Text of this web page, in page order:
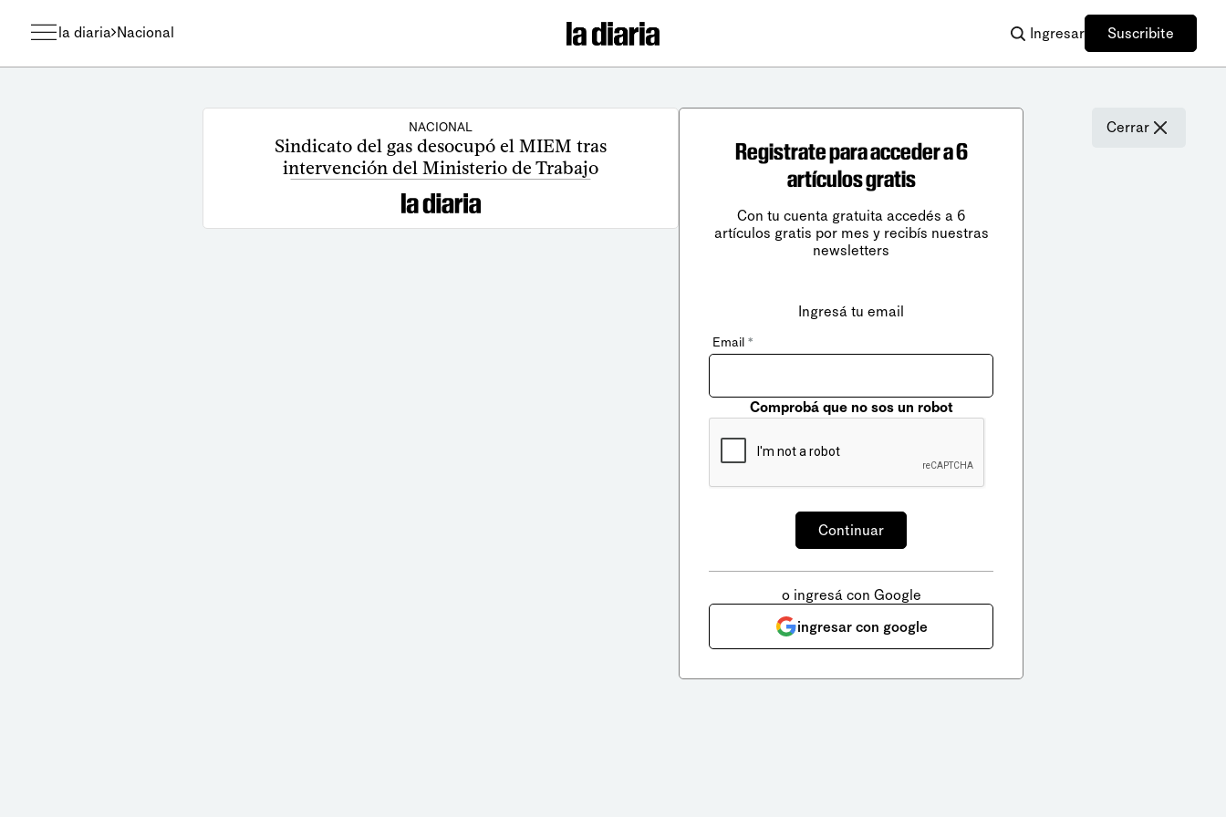
la diaria Nacional Ingresar Suscribite
NACIONAL
Sindicato del gas desocupó el MIEM tras
intervención del Ministerio de Trabajo
Cerrar
Registrate para acceder a 6
artículos gratis
Con tu cuenta gratuita accedés a 6
artículos gratis por mes y recibís nuestras
newsletters
Ingresá tu email
Email *
Comprobá que no sos un robot
o ingresá con Google
ingresar con google